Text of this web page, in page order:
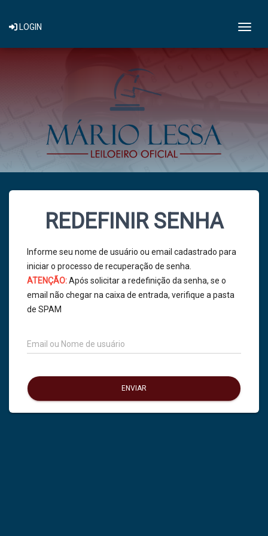
LOGIN
REDEFINIR SENHA
Informe seu nome de usuário ou email cadastrado para
iniciar o processo de recuperação de senha.
ATENÇÃO:Após solicitar a redefinição da senha, se o
email não chegar na caixa de entrada, verifique a pasta
de SPAM
Email ou Nome de usuário
ENVIAR